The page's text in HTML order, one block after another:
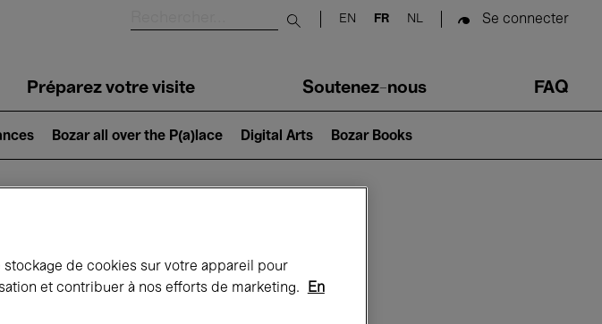
Submit search
EN FR NL Se connecter
Préparez votre visite Soutenez-nous FAQ
Bozar all over the P(a)lace Digital Arts Bozar Books
à Bozar
de cookies sur votre appareil pour
et contribuer à nos efforts de marketing.
En